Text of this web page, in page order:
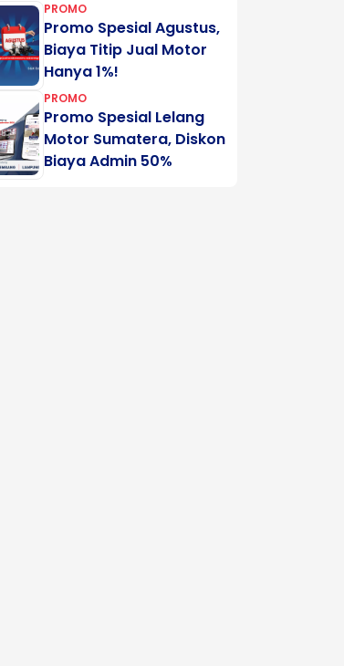
PROMO
Promo Spesial Agustus,
Biaya Titip Jual Motor
Hanya 1%!
PROMO
Promo Spesial Lelang
Motor Sumatera, Diskon
Biaya Admin 50%